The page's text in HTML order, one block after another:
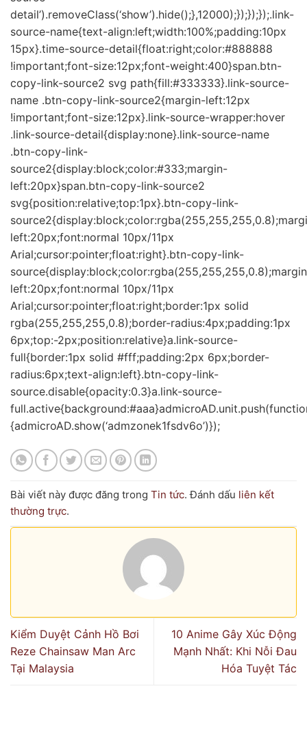
detail’).removeClass(‘show’).hide();},12000);});});});.link-
source-name{text-align:left;width:100%;padding:10px
15px}.time-source-detail{float:right;color:#888888
!important;font-size:12px;font-weight:400}span.btn-
copy-link-source2 svg path{fill:#333333}.link-source-
name .btn-copy-link-source2{margin-left:12px
!important;font-size:12px}.link-source-wrapper:hover
.link-source-detail{display:none}.link-source-name
.btn-copy-link-
source2{display:block;color:#333;margin-
left:20px}span.btn-copy-link-source2
svg{position:relative;top:1px}.btn-copy-link-
left:20px;font:normal 10px/11px
Arial;cursor:pointer;float:right}.btn-copy-link-
left:20px;font:normal 10px/11px
Arial;cursor:pointer;float:right;border:1px solid
rgba(255,255,255,0.8);border-radius:4px;padding:1px
6px;top:-2px;position:relative}a.link-source-
full{border:1px solid #fff;padding:2px 6px;border-
radius:6px;text-align:left}.btn-copy-link-
source.disable{opacity:0.3}a.link-source-
{admicroAD.show(‘admzonek1fsdv6o’)});
Bài viết này được đăng trong Tin tức. Đánh dấu liên kết
thường trực.
Kiểm Duyệt Cảnh Hồ Bơi
Reze Chainsaw Man Arc
Tại Malaysia
10 Anime Gây Xúc Động
Mạnh Nhất: Khi Nỗi Đau
Hóa Tuyệt Tác